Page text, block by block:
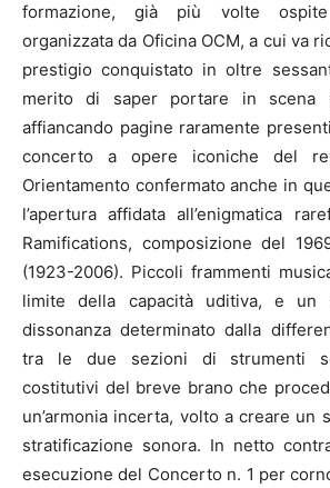
formazione, già più volte
organizzata da Oficina OCM, a cui va
prestigio conquistato in oltre
merito di saper portare in scena
affiancando pagine raramente
concerto a opere iconiche del
Orientamento confermato anche in
l’apertura affidata all’enigmatica
Ramifications, composizione del
(1923-2006). Piccoli frammenti
limite della capacità uditiva, e un
dissonanza determinato dalla
tra le due sezioni di strumenti
costitutivi del breve brano che
un’armonia incerta, volto a creare un
stratificazione sonora. In netto
esecuzione del Concerto n. 1 per